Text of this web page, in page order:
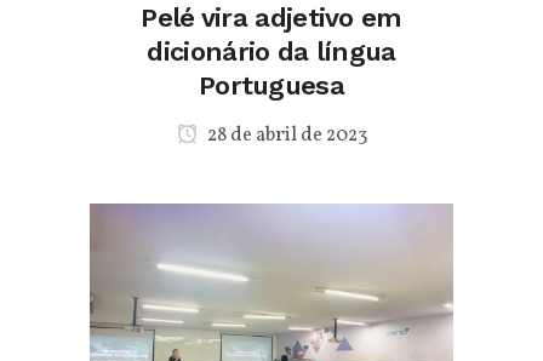
Pelé vira adjetivo em
dicionário da língua
Portuguesa
28 de abril de 2023